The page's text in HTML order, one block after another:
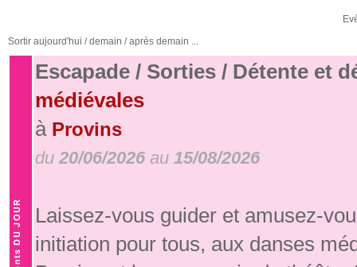
Sortir aujourd'hui / demain / après demain ...
Escapade / Sorties / Détente et
médiévales
à Provins
du 20/06/2026 au 15/08/2026
Laissez-vous guider et amusez-
initiation pour tous, aux danses